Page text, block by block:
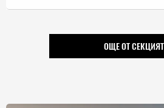
ОЩЕ ОТ